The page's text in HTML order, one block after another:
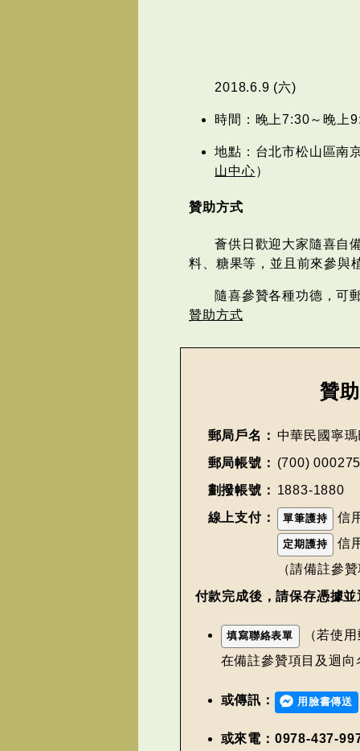
2018.6.9 (六)
時間：晚上7:30～晚上
地點：台北市松山區南
山中心）
贊助方式
薈供日歡迎大家隨喜自
料、糖果等，並且前來參與
隨喜參贊各種功德，可
贊助方式
贊
郵局戶名： 中華民國寧
郵局帳號： (700)
劃撥帳號： 1883-1880
線上支付：
單筆護持 信
定期護持
信
（請備註參
付款完成後，請保存憑據
填寫聯絡表單
（若使
在備註參贊項目及迴
或傳訊： 用臉書傳送
或來電：0978-437-